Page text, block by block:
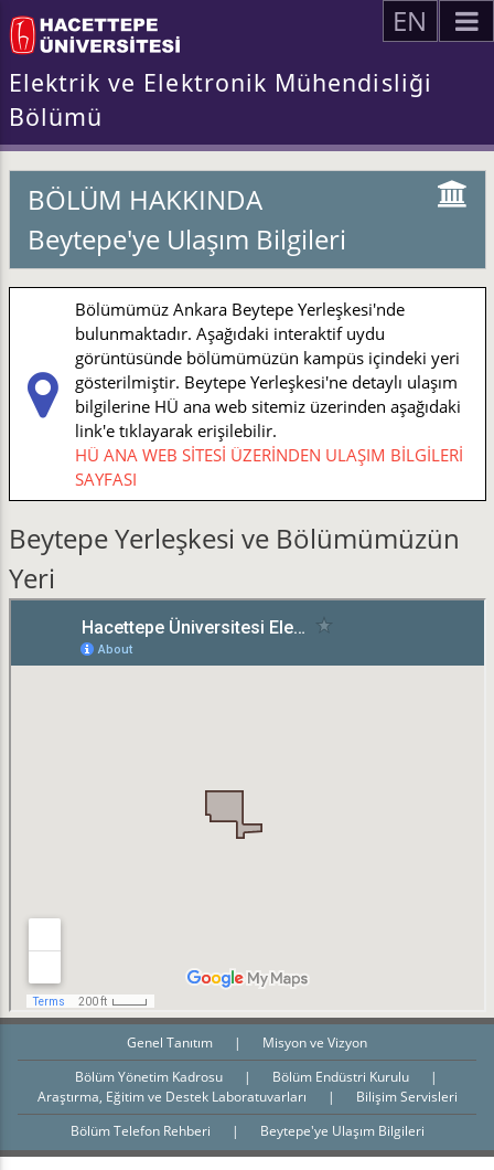
EN
Elektrik ve Elektronik Mühendisliği
Bölümü
BÖLÜM HAKKINDA
Beytepe'ye Ulaşım Bilgileri
Bölümümüz Ankara Beytepe Yerleşkesi'nde
bulunmaktadır. Aşağıdaki interaktif uydu
görüntüsünde bölümümüzün kampüs içindeki yeri
gösterilmiştir. Beytepe Yerleşkesi'ne detaylı ulaşım
bilgilerine HÜ ana web sitemiz üzerinden aşağıdaki
link'e tıklayarak erişilebilir.
HÜ ANA WEB SİTESİ ÜZERİNDEN ULAŞIM BİLGİLERİ
SAYFASI
Beytepe Yerleşkesi ve Bölümümüzün
Yeri
Genel Tanıtım |
Misyon ve Vizyon
Bölüm Yönetim Kadrosu
| Bölüm Endüstri Kurulu
|
Araştırma, Eğitim ve Destek Laboratuvarları
|
Bilişim Servisleri
Bölüm Telefon Rehberi
| Beytepe'ye Ulaşım Bilgileri